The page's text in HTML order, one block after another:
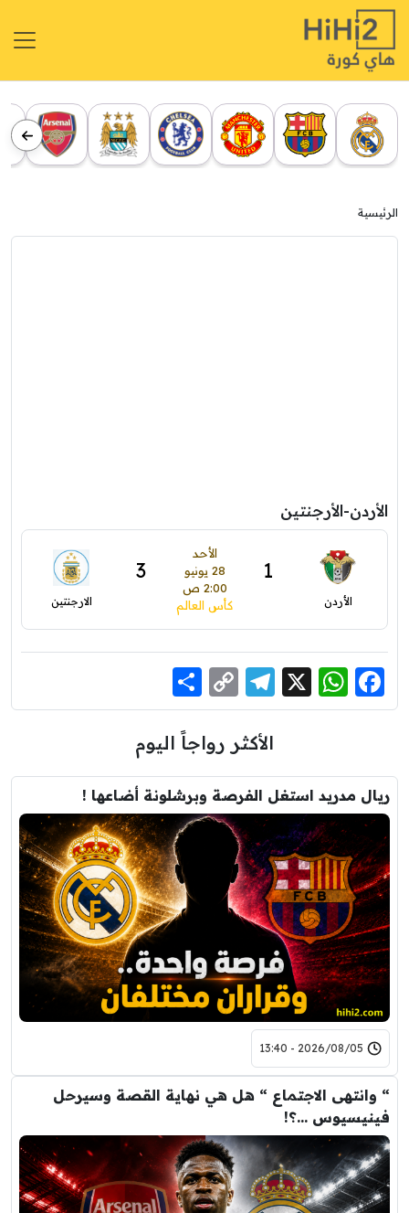
الرئيسية
الأردن-الأرجنتين
الأردن
1
الأحد
28 يونيو
2:00 ص
3
كأس العالم الارجنتين
Facebook
WhatsApp
X
Telegram
Copy
Link
الأكثر رواجاً اليوم
ريال مدريد استغل الفرصة وبرشلونة أضاعها !
2026/08/05 - 13:40
“ وانتهى الاجتماع “ هل هي نهاية القصة وسيرحل
فينيسيوس …؟!